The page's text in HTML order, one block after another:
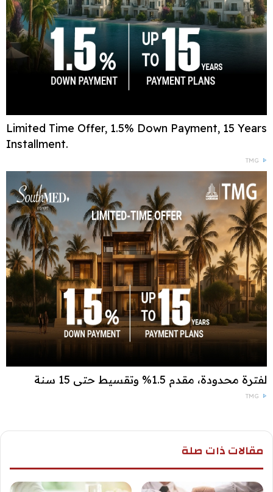
Limited Time Offer, 1.5% Down Payment, 15 Years
Installment.
TMG
لفترة محدودة، مقدم 1.5% وتقسيط حتى 15 سنة
TMG
مقالات ذات صلة